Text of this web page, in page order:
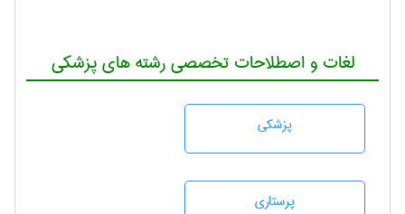
لغات و اصطلاحات تخصصی رشته های پزشکی
پزشكی
پرستاری